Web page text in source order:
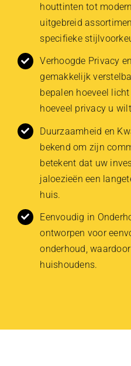
houttinten tot
uitgebreid
specifieke
Verhoogde Privacy
gemakkelijk
bepalen hoeveel
hoeveel privacy u
Duurzaamheid en
bekend om zijn
betekent dat uw
jaloezieën een
huis.
Eenvoudig in
ontworpen voor
onderhoud,
huishoudens.